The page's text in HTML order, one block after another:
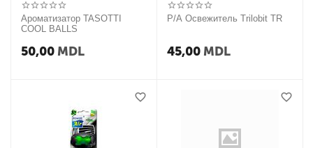
Ароматизатор TASOTTI
COOL BALLS
50,00 MDL
P/A Освежитель Trilobit TR
45,00 MDL